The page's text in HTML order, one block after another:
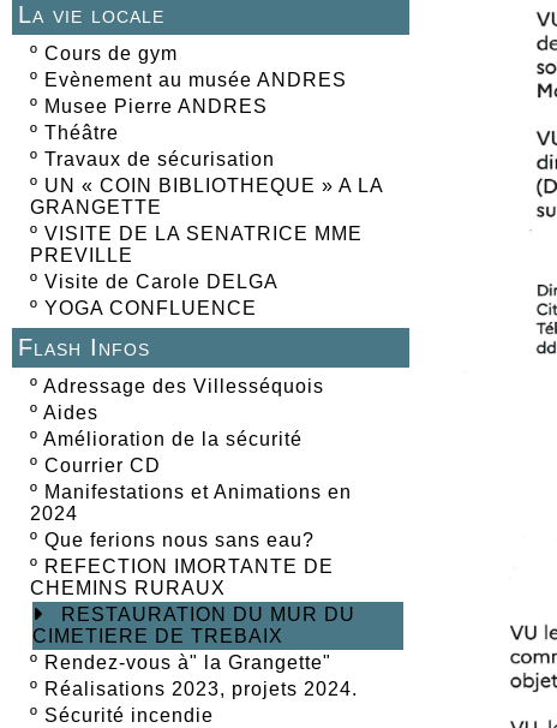
La vie locale
º Cours de gym
º Evènement au musée ANDRES
º Musee Pierre ANDRES
º Théâtre
º Travaux de sécurisation
º UN « COIN BIBLIOTHEQUE » A LA
GRANGETTE
º VISITE DE LA SENATRICE MME
PREVILLE
º Visite de Carole DELGA
º YOGA CONFLUENCE
Flash Infos
º Adressage des Villesséquois
º Aides
º Amélioration de la sécurité
º Courrier CD
º Manifestations et Animations en
2024
º Que ferions nous sans eau?
º REFECTION IMORTANTE DE
CHEMINS RURAUX
RESTAURATION DU MUR DU
CIMETIERE DE TREBAIX
º Rendez-vous à" la Grangette"
º Réalisations 2023, projets 2024.
º Sécurité incendie